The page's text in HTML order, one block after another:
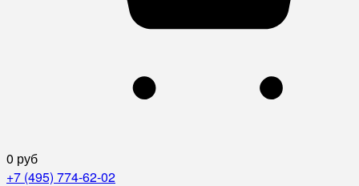
0 руб
+7 (495) 774-62-02